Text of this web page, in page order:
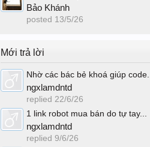
Bảo Khánh
posted 13/5/26
Mới trả lời
Nhờ các bác bẻ khoá giúp code...
ngxlamdntd
replied 22/6/26
1 link robot mua bán do tự tay...
ngxlamdntd
replied 9/6/26